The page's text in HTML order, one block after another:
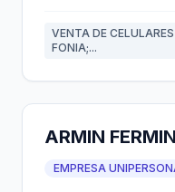
VENTA DE
FONIA;...
ARMIN
EMPRESA